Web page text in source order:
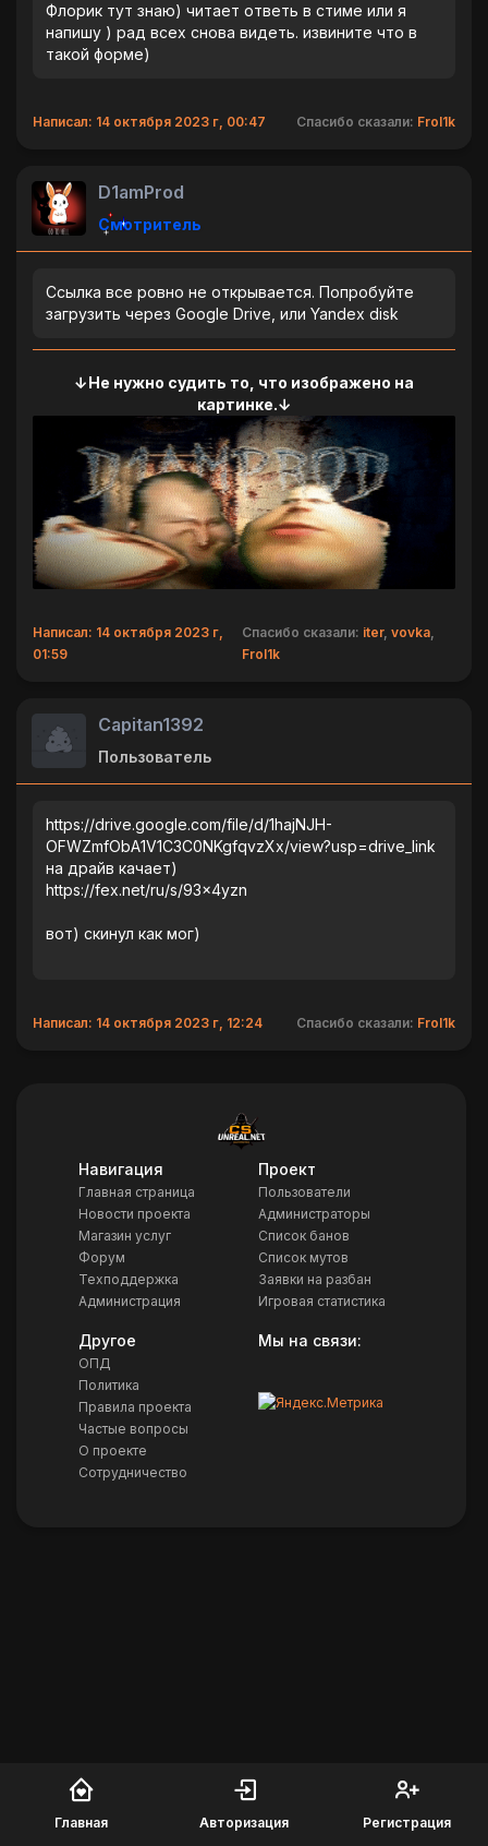
Главная Авторизация Регистрация
Флорик тут знаю) читает ответь в стиме или я
напишу ) рад всех снова видеть. извините что в
такой форме)
Написал: 14 октября 2023 г, 00:47 Спасибо сказали: Frol1k
D1amProd
Смотритель
Ссылка все ровно не открывается. Попробуйте
загрузить через Google Drive, или Yandex disk
↓Не нужно судить то, что изображено на
картинке.↓
Написал: 14 октября 2023 г,
01:59
Спасибо сказали: iter, vovka,
Frol1k
Capitan1392
Пользователь
https://drive.google.com/file/d/1hajNJH-
OFWZmfObA1V1C3C0NKgfqvzXx/view?usp=drive_link
на драйв качает)
https://fex.net/ru/s/93x4yzn
вот) скинул как мог)
Написал: 14 октября 2023 г, 12:24 Спасибо сказали: Frol1k
Навигация
Главная страница
Новости проекта
Магазин услуг
Форум
Техподдержка
Администрация
Проект
Пользователи
Администраторы
Список банов
Список мутов
Заявки на разбан
Игровая статистика
Другое
ОПД
Политика
Правила проекта
Частые вопросы
О проекте
Сотрудничество
Мы на связи: